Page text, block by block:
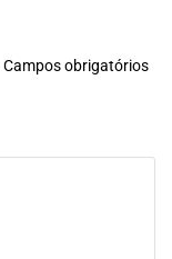
Campos obrigatórios